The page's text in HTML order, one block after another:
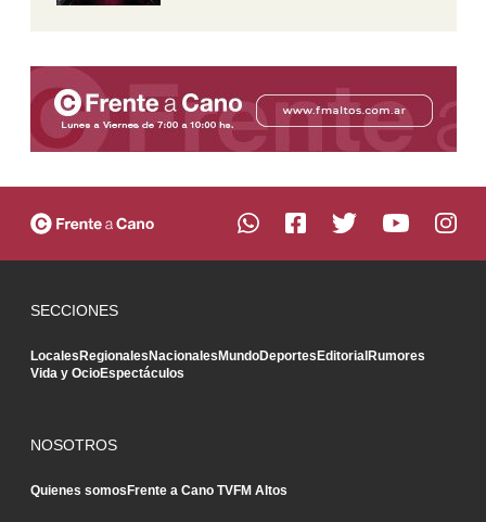
SECCIONES
LocalesRegionalesNacionalesMundoDeportesEditorialRumores
Vida y OcioEspectáculos
NOSOTROS
Quienes somosFrente a Cano TVFM Altos